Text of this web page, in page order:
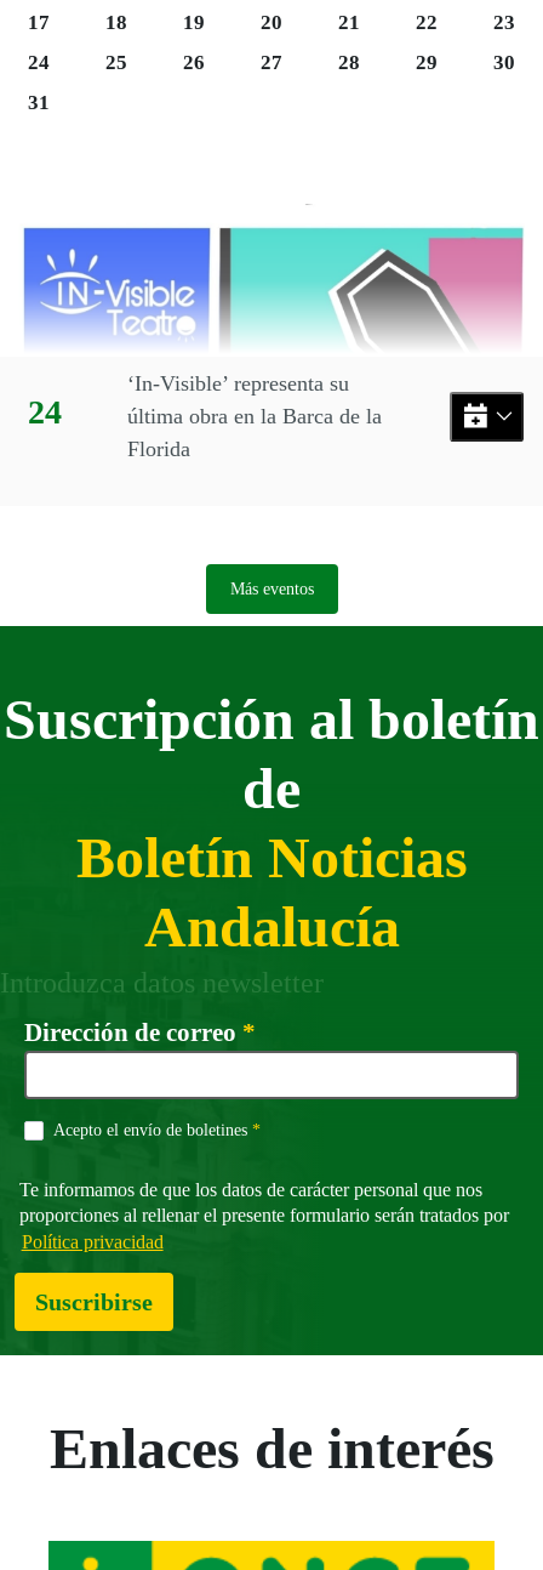
Lunes 17
17 Martes 18
18 Miércoles 19
19 Jueves 20
20 Viernes 21
21 Sábado 22
22
23
24
Martes 25
25 Miércoles 26
26 Jueves 27
27 Viernes 28
28 Sábado 29
29
30
Lunes 31
31
Eventos disponibles en el
Día:
24
‘In-Visible’ representa su
última obra en la Barca de la
Florida
Más eventos
Suscripción al boletín
de
Boletín Noticias
Andalucía
Introduzca datos newsletter
Dirección de correo *
Acepto el envío de boletines *Campo obligatorio
Te informamos de que los datos de carácter personal que nos
proporciones al rellenar el presente formulario serán tratados por
Política privacidad
Suscribirse
Enlaces de interés